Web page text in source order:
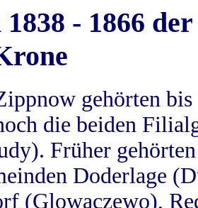
1838 - 1866
gehörten
die beiden
Früher
Doderlage
(Glowaczewo),